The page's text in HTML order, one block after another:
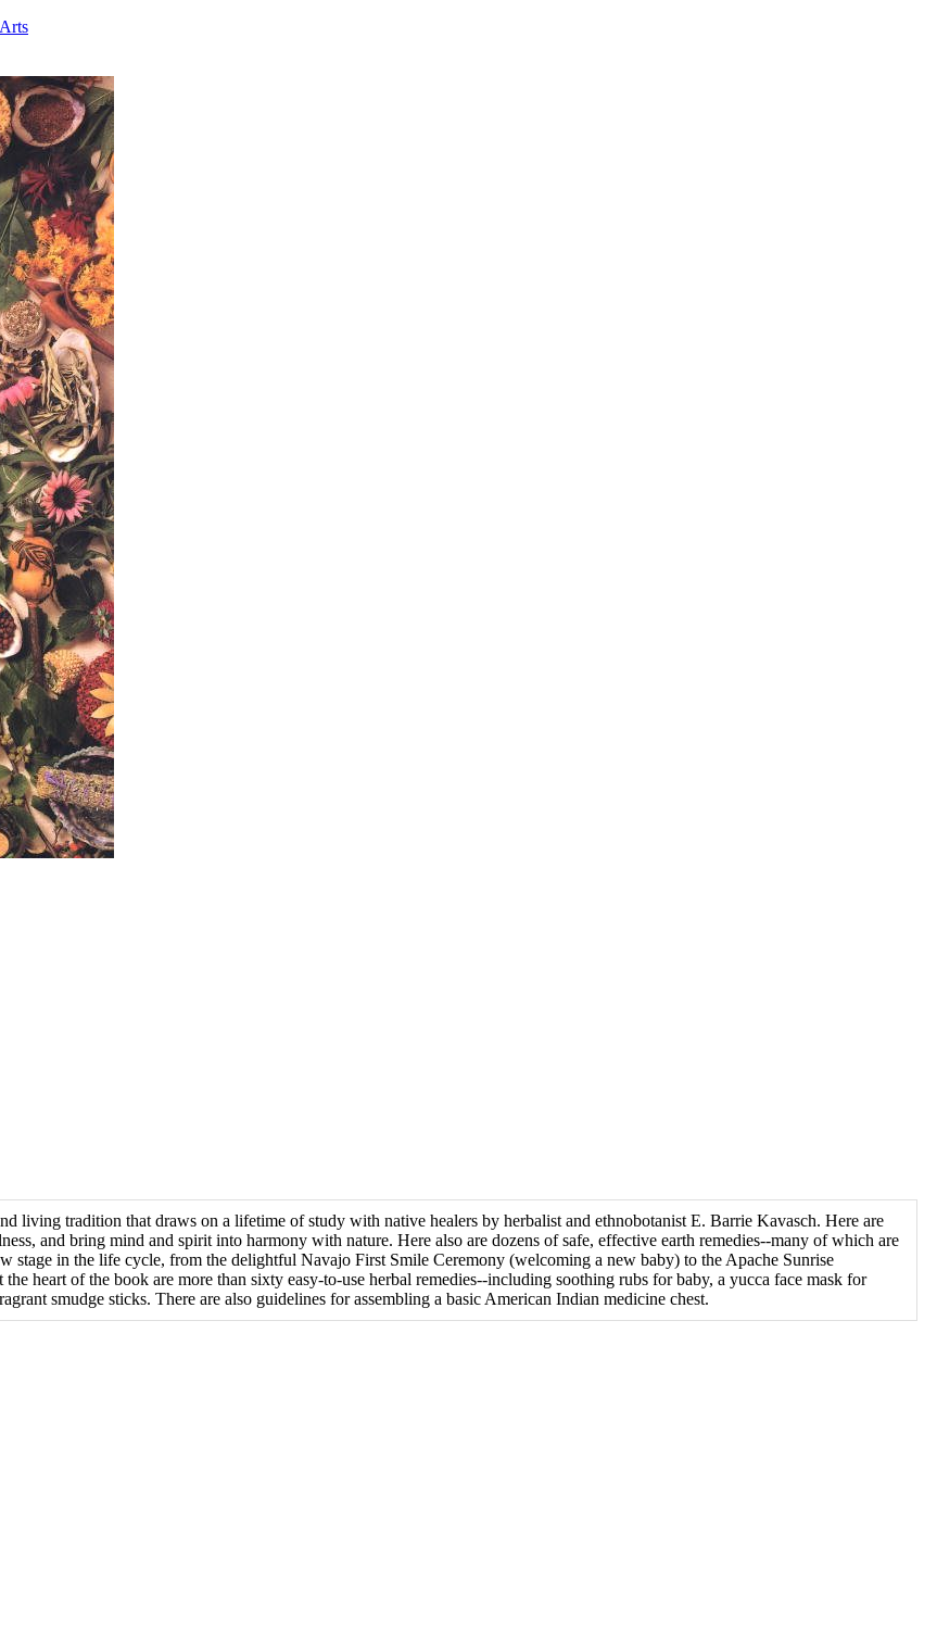
living tradition that draws on a lifetime of study with native healers by herbalist and ethnobotanist E. Barrie Kavasch. Here are
and bring mind and spirit into harmony with nature. Here also are dozens of safe, effective earth remedies--many of which are
stage in the life cycle, from the delightful Navajo First Smile Ceremony (welcoming a new baby) to the Apache Sunrise
heart of the book are more than sixty easy-to-use herbal remedies--including soothing rubs for baby, a yucca face mask for
smudge sticks. There are also guidelines for assembling a basic American Indian medicine chest.